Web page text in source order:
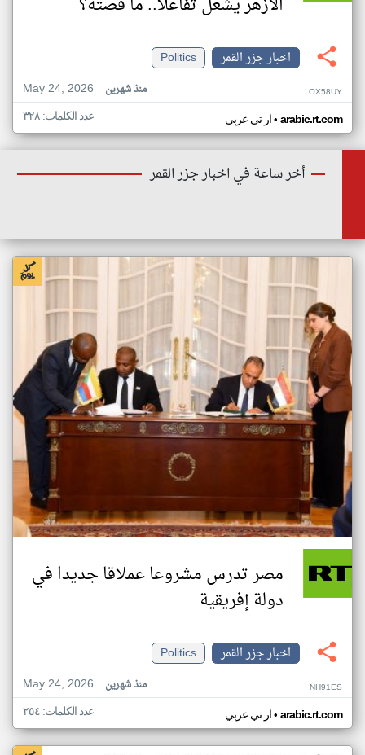
اخبار جزر القمر
Politics
May 24, 2026
منذ شهرين OX58UY
ار تي عربي• arabic.rt.com عدد الكلمات: ٣٢٨
أخر ساعة في اخبار جزر القمر
مصر تدرس مشروعا عملاقا جديدا في
دولة إفريقية
اخبار جزر القمر
Politics
May 24, 2026
منذ شهرين NH91ES
ار تي عربي• arabic.rt.com عدد الكلمات: ٢٥٤